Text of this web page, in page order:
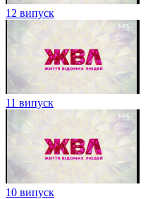
12 випуск
11 випуск
10 випуск